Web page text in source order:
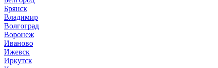
Брянск
Владимир
Волгоград
Воронеж
Иваново
Ижевск
Иркутск